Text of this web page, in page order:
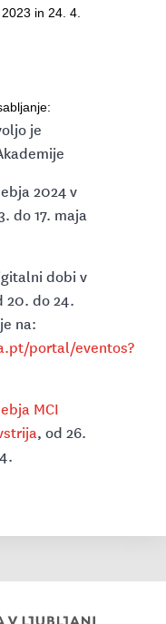
in 24. 4.
je
2024 v
do 17. maja
dobi v
20. do 24.
na:
portal/eventos?
MCI
, od 26.